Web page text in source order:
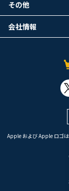
Apple および Apple ロゴ
その他
会社情報